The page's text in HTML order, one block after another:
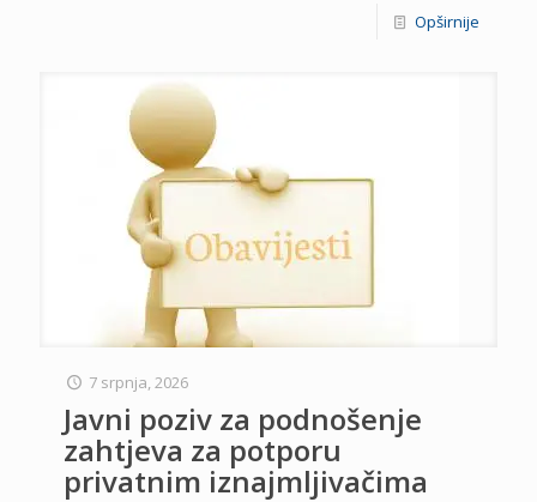
Opširnije
7 srpnja, 2026
Javni poziv za podnošenje
zahtjeva za potporu
privatnim iznajmljivačima